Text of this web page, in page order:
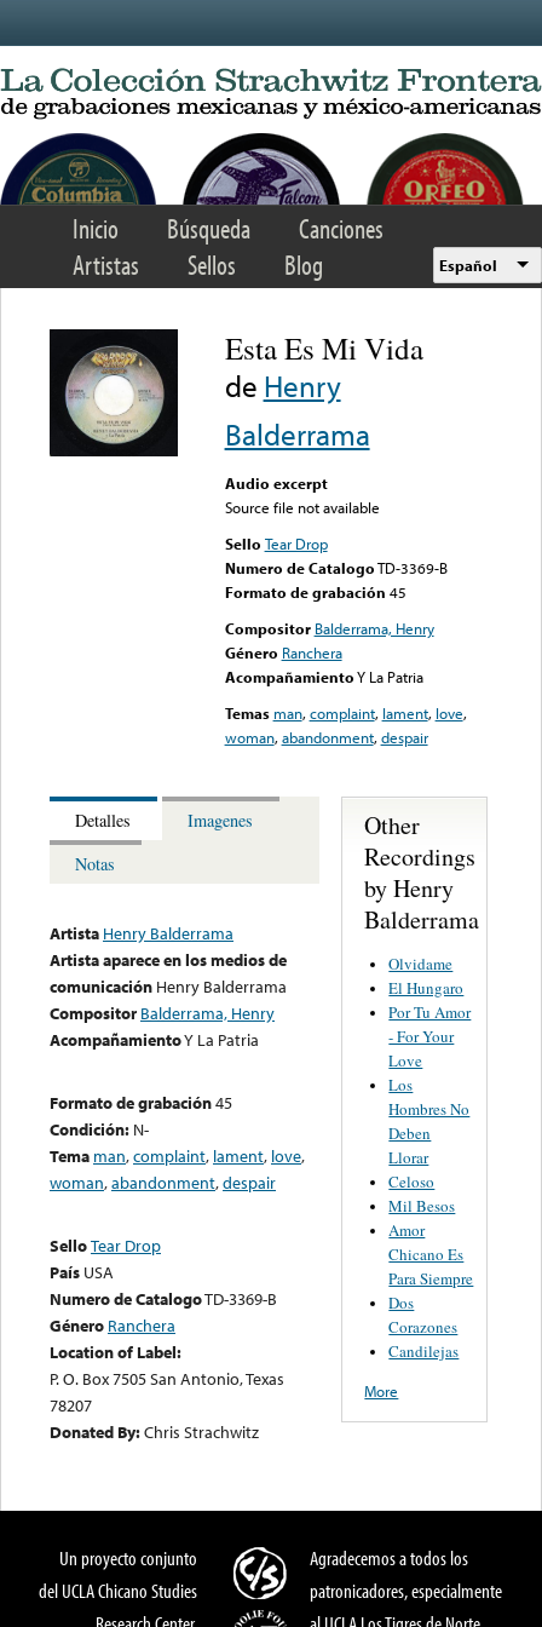
Inicio Búsqueda
Canciones
Artistas
Sellos Blog Español
Esta Es Mi Vida
de Henry
Balderrama
Audio excerpt
Source file not available
Sello Tear Drop
Numero de CatalogoTD-3369-B
Formato de grabación 45
Compositor Balderrama, Henry
Género Ranchera
AcompañamientoY La Patria
Temas man,complaint, lament, love,
woman,abandonment,despair
Detalles
Imagenes
Notas
Artista Henry Balderrama
Artista aparece en los medios de
comunicación Henry Balderrama
Compositor Balderrama, Henry
AcompañamientoY La Patria
Formato de grabación45
Condición: N-
Tema man,complaint, lament, love,
woman,abandonment,despair
SelloTear Drop
País USA
Numero de CatalogoTD-3369-B
Género Ranchera
Location of Label:
P. O. Box 7505 San Antonio, Texas
78207
Donated By:Chris Strachwitz
Other
Recordings
by Henry
Balderrama
Olvidame
El Hungaro
Por Tu Amor
- For Your
Love
Los
Hombres No
Deben
Llorar
Celoso
Mil Besos
Amor
Chicano Es
Para Siempre
Dos
Corazones
Candilejas
More
Un proyecto conjunto
del UCLA Chicano Studies
Agradecemos a todos los
patronicadores, especialmente